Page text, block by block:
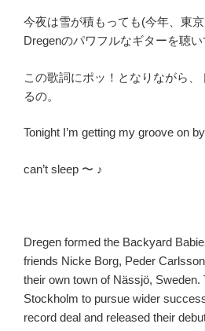
今夜は雪が積もっても(今年、東京
Dregenのパワフルなギターを聴い
この歌詞にポッ！となりながら
るの。
Tonight I’m getting my groove on
can’t sleep 〜 ♪
Dregen formed the Backyard
friends Nicke Borg, Peder
their own town of Nässjö, Sweden.
Stockholm to pursue wider
record deal and released their